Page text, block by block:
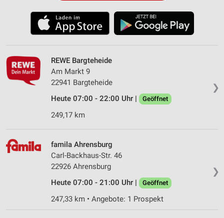
❯
REWE Bargteheide
Am Markt 9
22941 Bargteheide
Heute 07:00 - 22:00 Uhr |
Geöffnet
249,17 km
❯
famila Ahrensburg
Carl-Backhaus-Str. 46
22926 Ahrensburg
Heute 07:00 - 21:00 Uhr |
Geöffnet
247,33 km • Angebote: 1 Prospekt